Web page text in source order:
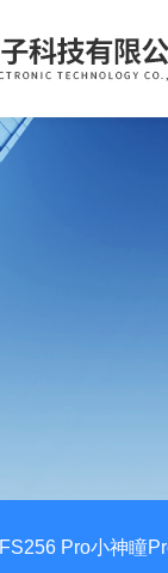
Pro小神瞳